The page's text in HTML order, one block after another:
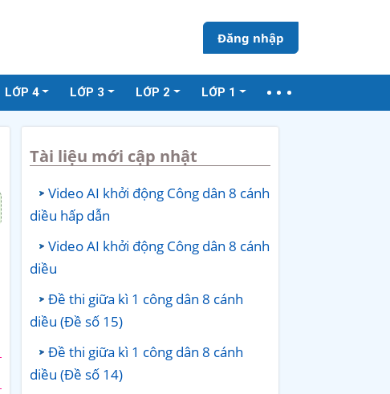
Đăng nhập
LỚP 4 LỚP 3 LỚP 2 LỚP 1
Tài liệu mới cập nhật
Video AI khởi động Công dân 8 cánh
diều hấp dẫn
Video AI khởi động Công dân 8 cánh
diều
Đề thi giữa kì 1 công dân 8 cánh
diều (Đề số 15)
Đề thi giữa kì 1 công dân 8 cánh
diều (Đề số 14)